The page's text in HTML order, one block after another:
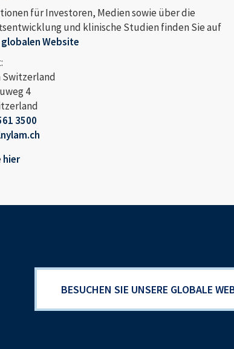
für Investoren, Medien sowie über die
und klinische Studien finden Sie auf
Website
Switzerland
4
3500
hier
BESUCHEN SIE UNSERE GLOBALE